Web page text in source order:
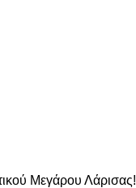
Μεγάρου Λάρισας!